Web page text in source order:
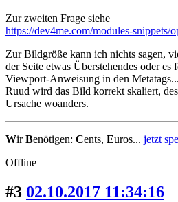
Zur zweiten Frage siehe
https://dev4me.com/modules-snippets/
Zur Bildgröße kann ich nichts sagen,
der Seite etwas Überstehendes oder
Viewport-Anweisung in den
Ruud wird das Bild korrekt skaliert,
Ursache woanders.
WirBenötigen: Cents, Euros... jetzt
Offline
#3 02.10.2017 11:34:16